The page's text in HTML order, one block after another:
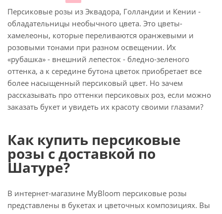
Персиковые розы из Эквадора, Голландии и Кении -
обладательницы необычного цвета. Это цветы-
хамелеоны, которые переливаются оранжевыми и
розовыми тонами при разном освещении. Их
«рубашка» - внешний лепесток - бледно-зеленого
оттенка, а к середине бутона цветок приобретает все
более насыщенный персиковый цвет. Но зачем
рассказывать про оттенки персиковых роз, если можно
заказать букет и увидеть их красоту своими глазами?
Как купить персиковые
розы с доставкой по
Шатуре?
В интернет-магазине MyBloom персиковые розы
представлены в букетах и цветочных композициях. Вы